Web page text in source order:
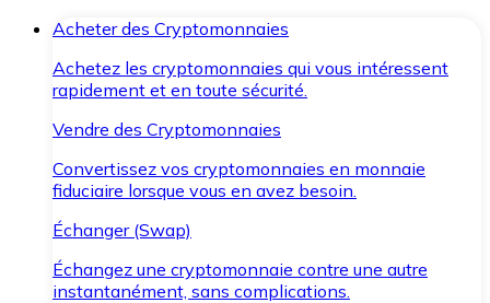
Acheter des Cryptomonnaies
Achetez les cryptomonnaies qui vous intéressent
rapidement et en toute sécurité.
Vendre des Cryptomonnaies
Convertissez vos cryptomonnaies en monnaie
fiduciaire lorsque vous en avez besoin.
Échanger (Swap)
Échangez une cryptomonnaie contre une autre
instantanément, sans complications.